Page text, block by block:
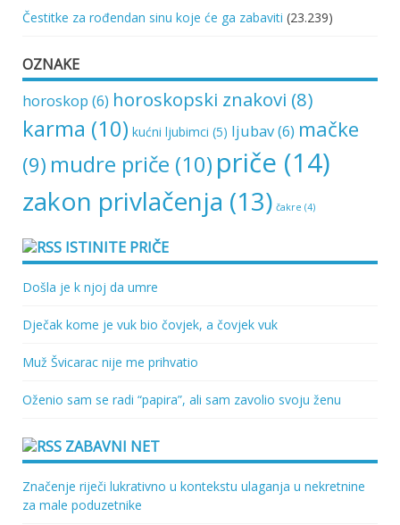
Čestitke za rođendan sinu koje će ga zabaviti (23.239)
OZNAKE
horoskop (6) horoskopski znakovi (8)
karma (10) kućni ljubimci (5) ljubav(6) mačke
(9) mudre priče (10) priče (14)
zakon privlačenja (13) čakre (4)
ISTINITE PRIČE
Došla je k njoj da umre
Dječak kome je vuk bio čovjek, a čovjek vuk
Muž Švicarac nije me prihvatio
Oženio sam se radi “papira”, ali sam zavolio svoju ženu
ZABAVNI NET
Značenje riječi lukrativno u kontekstu ulaganja u nekretnine
za male poduzetnike